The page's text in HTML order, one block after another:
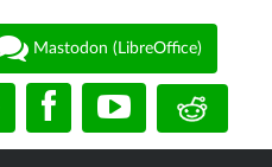
Mastodon (LibreOffice)